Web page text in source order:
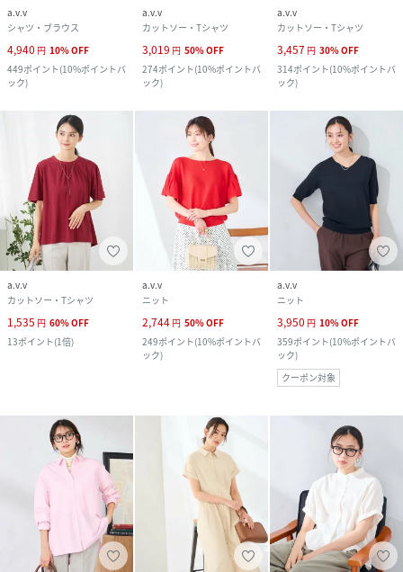
a.v.v
シャツ・ブラウス
4,940 円 10%OFF
449ポイント(10%ポイントバ
ック)
a.v.v
カットソー・Tシャツ
3,019 円 50%OFF
274ポイント(10%ポイントバ
ック)
a.v.v
カットソー・Tシャツ
3,457 円 30%OFF
314ポイント(10%ポイントバ
ック)
a.v.v
カットソー・Tシャツ
1,535 円 60%OFF
13ポイント(1倍)
a.v.v
ニット
2,744 円 50%OFF
249ポイント(10%ポイントバ
ック)
a.v.v
ニット
3,950 円 10%OFF
359ポイント(10%ポイントバ
ック)
クーポン対象